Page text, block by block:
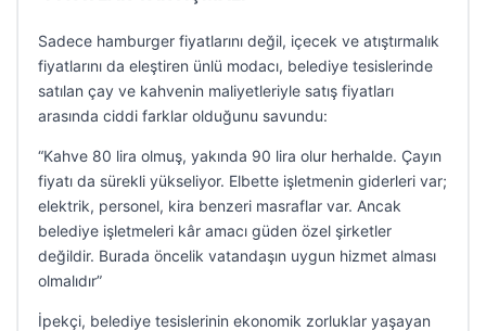
Sadece hamburger fiyatlarını değil, içecek ve atıştırmalık
fiyatlarını da eleştiren ünlü modacı, belediye tesislerinde
satılan çay ve kahvenin maliyetleriyle satış fiyatları
arasında ciddi farklar olduğunu savundu:
“Kahve 80 lira olmuş, yakında 90 lira olur herhalde. Çayın
fiyatı da sürekli yükseliyor. Elbette işletmenin giderleri var;
elektrik, personel, kira benzeri masraflar var. Ancak
belediye işletmeleri kâr amacı güden özel şirketler
değildir. Burada öncelik vatandaşın uygun hizmet alması
olmalıdır”
İpekçi, belediye tesislerinin ekonomik zorluklar yaşayan